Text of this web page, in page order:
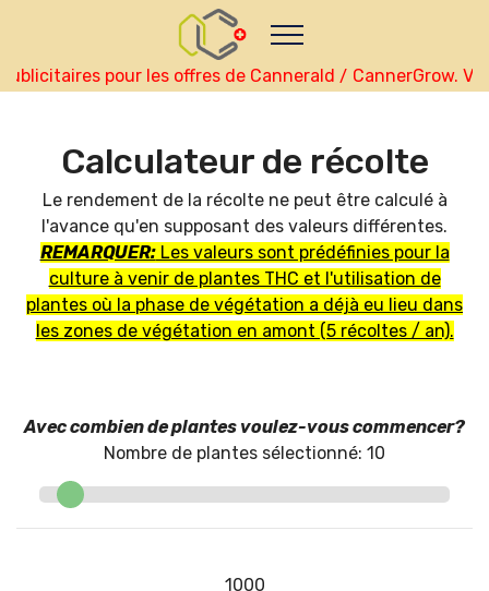
Nutze das POtential deiner Kryptowährungen
Monitor your performance and
earnings in francaise real-time
view Skainet Channel on Youtube francaise - Skainet
Live Traffic Feed
CannerGrow Erfahrungen : Dein…
"12
Get Script Real Time Tracking ON
pour les offres de Cannerald / CannerGrow.
Calculateur de récolte
Le rendement de la récolte ne peut être calculé à
l'avance qu'en supposant des valeurs différentes.
REMARQUER:Les valeurs sont prédéfinies pour la
culture à venir de plantes THC et l'utilisation de
plantes où la phase de végétation a déjà eu lieu dans
les zones de végétation en amont (5 récoltes / an).
Avec combien de plantes voulez-vous commencer?
Nombre de plantes sélectionné: 10
1000